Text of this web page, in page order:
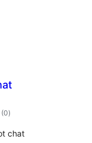
(0totaal
waarderingen
)
chat